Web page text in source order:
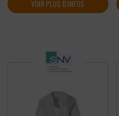
VOIR PLUS D'INFOS